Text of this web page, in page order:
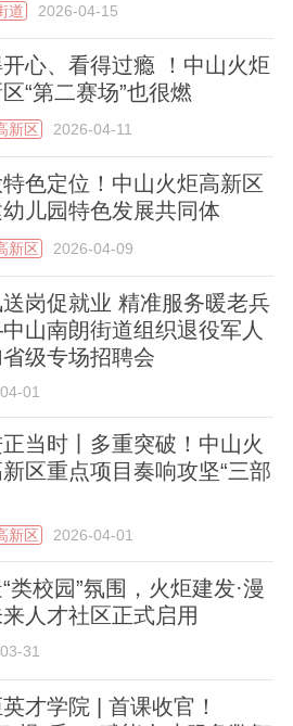
道 2026-04-15
心、看得过瘾 ！中山火炬
“第二赛场”也很燃
新区 2026-04-11
特色定位！中山火炬高新区
儿园特色发展共同体
新区 2026-04-09
岗促就业 精准服务暖老兵
山南朗街道组织退役军人
级专场招聘会
01
当时丨多重突破！中山火
区重点项目奏响攻坚“三部
新区 2026-04-01
类校园”氛围，火炬建发·漫
人才社区正式启用
31
才学院 | 首课收官！